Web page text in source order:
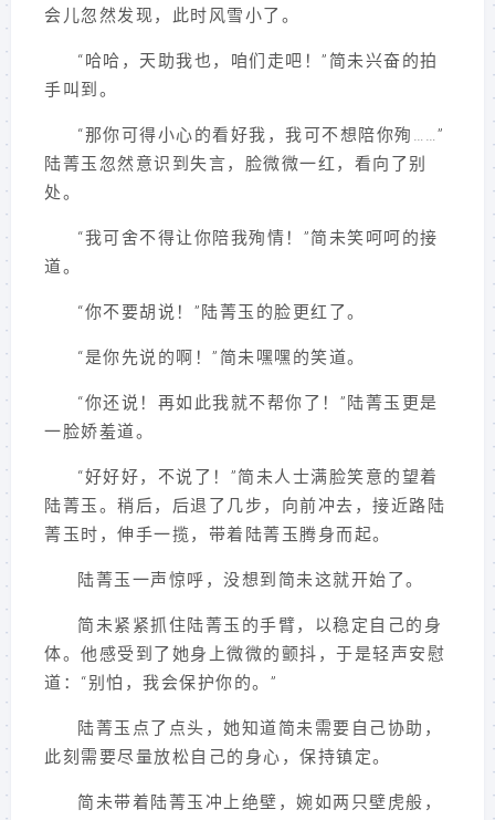
会儿忽然发现，此时风雪小了。
“哈哈，天助我也，咱们走吧！”简未兴奋的拍
手叫到。
“那你可得小心的看好我，我可不想陪你殉……”
陆菁玉忽然意识到失言，脸微微一红，看向了别
处。
“我可舍不得让你陪我殉情！”简未笑呵呵的接
道。
“你不要胡说！”陆菁玉的脸更红了。
“是你先说的啊！”简未嘿嘿的笑道。
“你还说！再如此我就不帮你了！”陆菁玉更是
一脸娇羞道。
“好好好，不说了！”简未人士满脸笑意的望着
陆菁玉。稍后，后退了几步，向前冲去，接近路陆
菁玉时，伸手一揽，带着陆菁玉腾身而起。
陆菁玉一声惊呼，没想到简未这就开始了。
简未紧紧抓住陆菁玉的手臂，以稳定自己的身
体。他感受到了她身上微微的颤抖，于是轻声安慰
道：“别怕，我会保护你的。”
陆菁玉点了点头，她知道简未需要自己协助，
此刻需要尽量放松自己的身心，保持镇定。
简未带着陆菁玉冲上绝壁，婉如两只壁虎般，